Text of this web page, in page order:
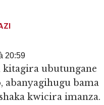
20:59
abanyagihugu bama
kwicira imanza.